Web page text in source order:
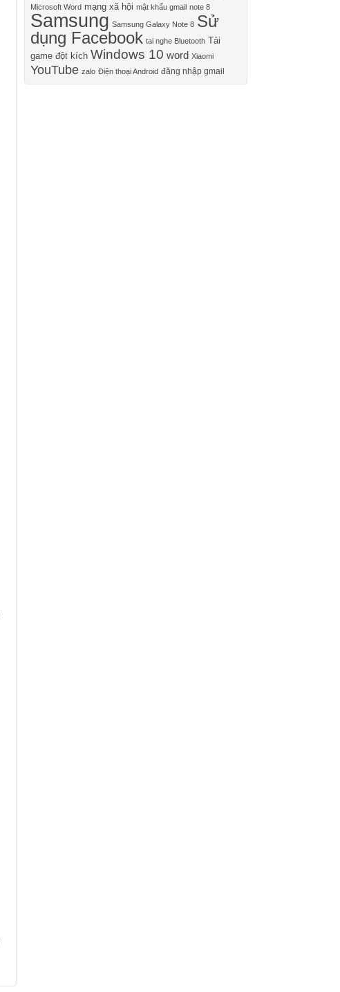
Microsoft Word mạng xã hội mật khẩu gmail note 8
Samsung Samsung Galaxy Note 8 Sử
dụng Facebook tai nghe Bluetooth Tải
game đột kích Windows 10 word Xiaomi
YouTube zalo Điện thoại Android đăng nhập gmail